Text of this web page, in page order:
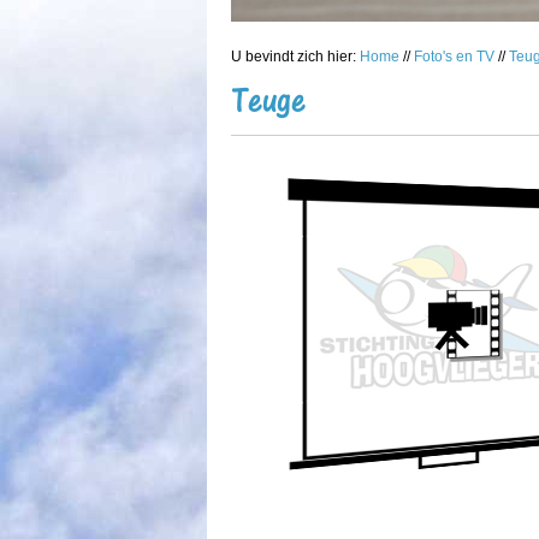
U bevindt zich hier: Home // Foto's en TV //
Teuge